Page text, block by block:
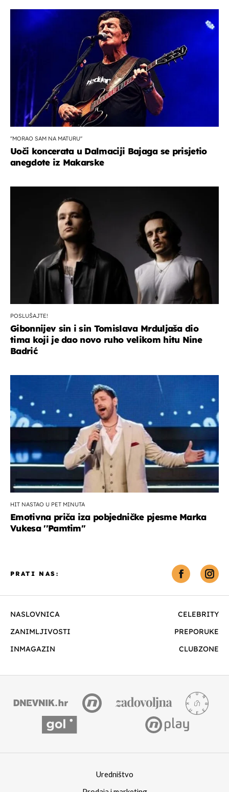
''MORAO SAM NA MATURU''
Uoči koncerata u Dalmaciji Bajaga se prisjetio
anegdote iz Makarske
POSLUŠAJTE!
Gibonnijev sin i sin Tomislava Mrduljaša dio
tima koji je dao novo ruho velikom hitu Nine
Badrić
HIT NASTAO U PET MINUTA
Emotivna priča iza pobjedničke pjesme Marka
Vukesa ''Pamtim''
NASLOVNICA
CELEBRITY
ZANIMLJIVOSTI
PREPORUKE
INMAGAZIN
CLUBZONE
PRATI NAS:
Uredništvo